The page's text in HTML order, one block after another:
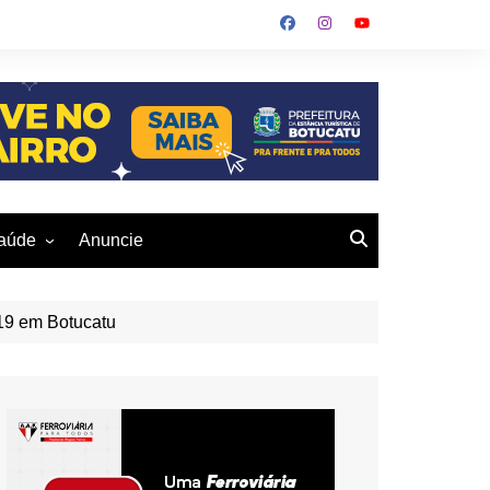
Ambiente
Anuncie
em Botucatu